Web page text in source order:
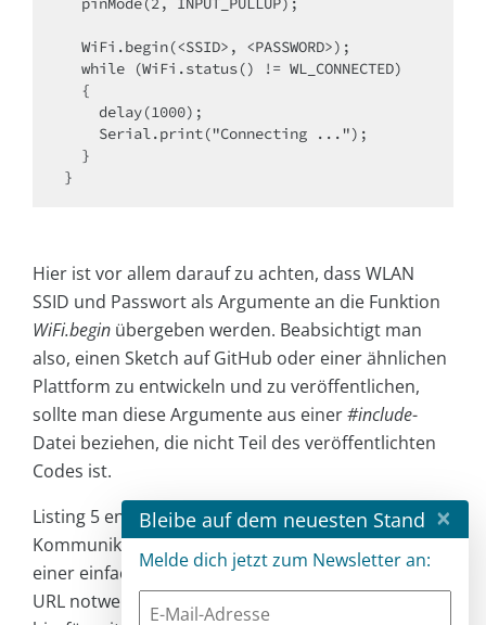
}
Hier ist vor allem darauf zu achten, dass WLAN
SSID und Passwort als Argumente an die Funktion
WiFi.begin übergeben werden. Beabsichtigt man
also, einen Sketch auf GitHub oder einer ähnlichen
Plattform zu entwickeln und zu veröffentlichen,
sollte man diese Argumente aus einer#include-
Datei beziehen, die nicht Teil des veröffentlichten
Codes ist.
Listing 5 enthält den eigentlichen Code, der zur
Kommunikation über HTTP(S) und zum Absetzen
einer einfachenGET -Anfrage an einen beliebigen
URL notwendig ist. Der Klasse
Bleibe auf dem neuesten Stand ×
Melde dich jetzt zum Newsletter an: